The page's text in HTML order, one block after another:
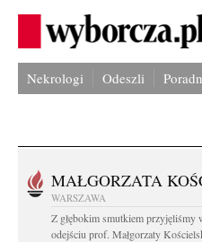
Nekrologi Odeszli
MAŁGORZATA
WARSZAWA
Z głębokim smutkiem przyjęliśmy
odejściu prof. Małgorzaty